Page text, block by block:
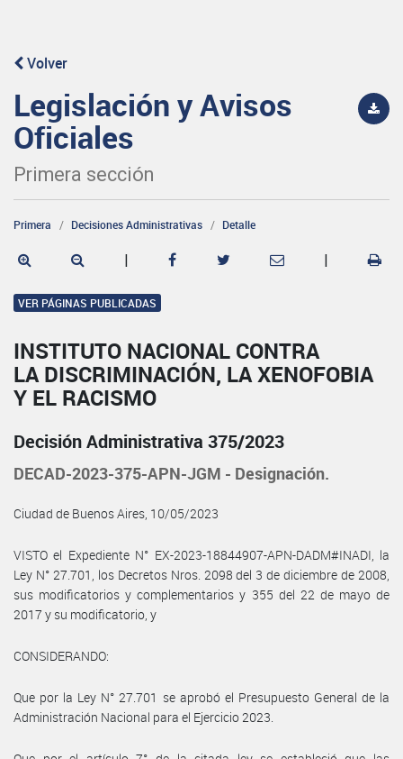
Volver
Legislación y Avisos
Oficiales
Primera sección
Primera Decisiones Administrativas Detalle
| |
VER PÁGINAS PUBLICADAS
INSTITUTO NACIONAL CONTRA
LA DISCRIMINACIÓN, LA XENOFOBIA
Y EL RACISMO
Decisión Administrativa 375/2023
DECAD-2023-375-APN-JGM - Designación.
Ciudad de Buenos Aires, 10/05/2023
VISTO el Expediente N° EX-2023-18844907-APN-DADM#INADI, la
Ley N° 27.701, los Decretos Nros. 2098 del 3 de diciembre de 2008,
sus modificatorios y complementarios y 355 del 22 de mayo de
2017 y su modificatorio, y
CONSIDERANDO:
Que por la Ley N° 27.701 se aprobó el Presupuesto General de la
Administración Nacional para el Ejercicio 2023.